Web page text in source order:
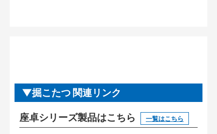
掘こたつ 関連リンク
座卓シリーズ製品はこちら 一覧はこちら